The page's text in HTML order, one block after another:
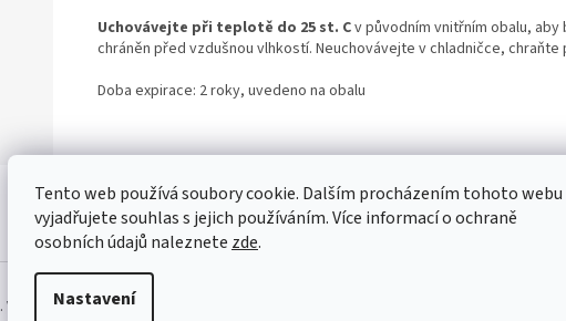
Tento web používá soubory cookie. Dalším procházením tohoto webu
vyjadřujete souhlas s jejich používáním. Více informací o ochraně
osobních údajů naleznete zde.
Nastavení
Uchovávejte při teplotě do 25 st. Cv původním vnitřním obalu,
chráněn před vzdušnou vlhkostí. Neuchovávejte v chladničce, chraňte
Doba expirace: 2 roky, uvedeno na obalu
. Všechna práva vyhrazena.